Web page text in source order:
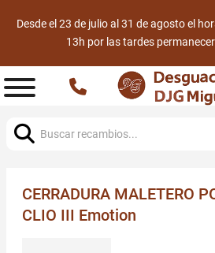
Desde el 23 de julio al 31 de agosto el
13h por las tardes
CERRADURA MALETERO
CLIO III Emotion